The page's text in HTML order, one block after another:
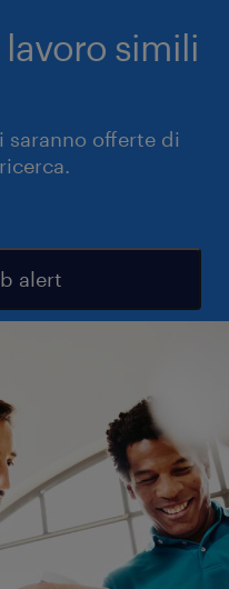
simili
offerte di
alert